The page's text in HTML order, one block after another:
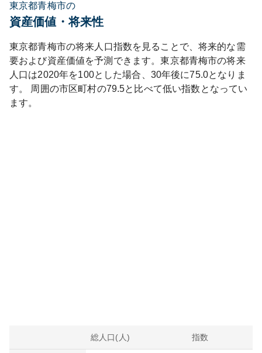
東京都青梅市の
資産価値・将来性
東京都青梅市の将来人口指数を見ることで、将来的な需
要および資産価値を予測できます。東京都青梅市の将来
人口は2020年を100とした場合、30年後に75.0となりま
す。
周囲の市区町村の79.5と比べて低い指数となってい
ます。
総人口(人) 指数